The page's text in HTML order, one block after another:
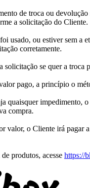
de troca ou
a solicitação do Cliente.
usado, ou estiver sem a
corretamente.
solicitação se quer a
pago, a princípio o
quaisquer
compra.
valor, o Cliente irá pagar
produtos, acesse https://